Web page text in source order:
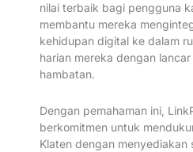
nilai terbaik bagi pengguna
membantu mereka
kehidupan digital ke dalam
harian mereka dengan
hambatan.
Dengan pemahaman ini,
berkomitmen untuk
Klaten dengan menyediakan